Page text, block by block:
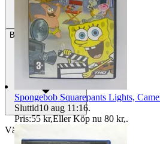
BetalningVia Tradera
Välj till köparskydd
Spongebob Squarepants Lights,
Sluttid10 aug 11:16.
Pris:55 kr,Eller Köp nu 80 kr,.